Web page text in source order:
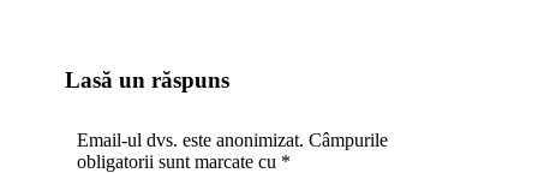
Lasă un răspuns
Email-ul dvs. este anonimizat. Câmpurile
obligatorii sunt marcate cu *